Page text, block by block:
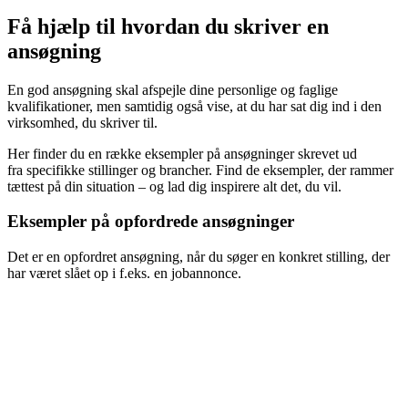
Få hjælp til hvordan du skriver en
ansøgning
En god ansøgning skal afspejle dine personlige og faglige
kvalifikationer, men samtidig også vise, at du har sat dig ind i den
virksomhed, du skriver til.
Her finder du en række eksempler på ansøgninger skrevet ud
fra specifikke stillinger og brancher. Find de eksempler, der rammer
tættest på din situation – og lad dig inspirere alt det, du vil.
Eksempler på opfordrede ansøgninger
Det er en opfordret ansøgning, når du søger en konkret stilling, der
har været slået op i f.eks. en jobannonce.